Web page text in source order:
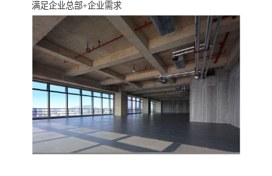
满足企业总部+企业需求